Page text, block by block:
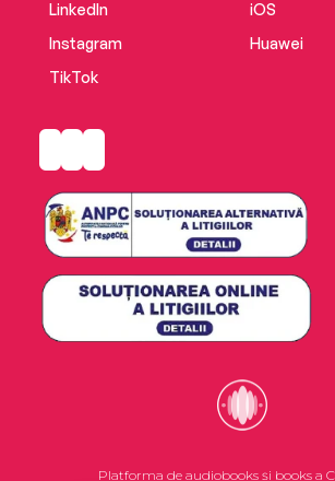
LinkedIn
Instagram
TikTok
iOS
Huawei
Platforma de audiobooks și books a